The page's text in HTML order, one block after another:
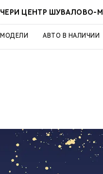
ЧЕРИ ЦЕНТР ШУВАЛОВО-
МОДЕЛИ АВТО В НАЛИЧИИ